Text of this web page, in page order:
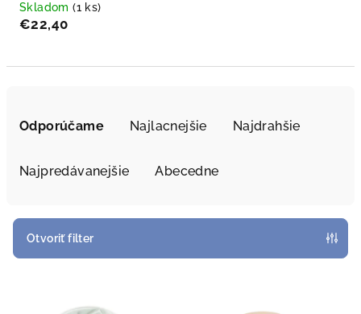
Skladom(1 ks)
€22,40
p
Odporúčame Najlacnejšie Najdrahšie
Najpredávanejšie Abecedne
Otvoriť filter